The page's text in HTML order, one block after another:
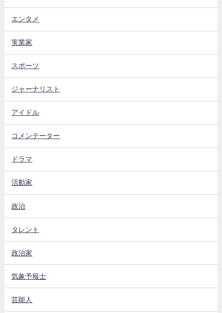
エンタメ
実業家
スポーツ
ジャーナリスト
アイドル
コメンテーター
ドラマ
活動家
政治
タレント
政治家
気象予報士
芸能人